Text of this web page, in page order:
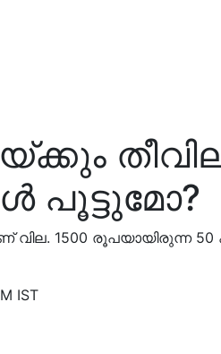
പൂട്ടുമോ?
1500 രൂപയായിരുന്ന 50
IST